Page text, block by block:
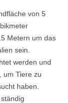
von 5
Metern um das
sein.
werden und
um Tiere zu
haben.